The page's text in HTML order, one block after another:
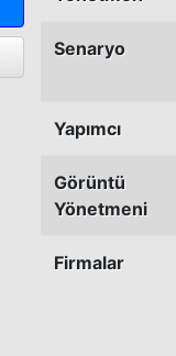
Senaryo
Yapımcı
Görüntü
Yönetmeni
Firmalar